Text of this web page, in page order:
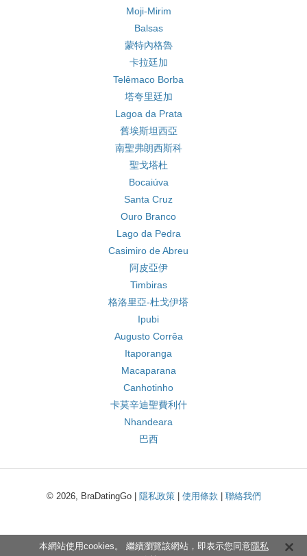
Moji-Mirim
Balsas
蒙特內格魯
卡拉廷加
Telêmaco Borba
塔夸里廷加
Lagoa da Prata
舊埃斯坦西亞
南聖弗朗西斯科
聖戈塔杜
Bocaiúva
Santa Cruz
Ouro Branco
Lago da Pedra
Casimiro de Abreu
阿皮亞伊
Timbiras
格洛里亞-杜戈伊塔
Ipubi
Augusto Corrêa
Itaporanga
Macaparana
Canhotinho
卡莫辛迪聖費利什
Nhandeara
巴西
© 2026, BraDatingGo | 隱私政策| 使用條款 聯絡我們
本網站使用cookies。 繼續瀏覽該網站，即表示您同意隱私